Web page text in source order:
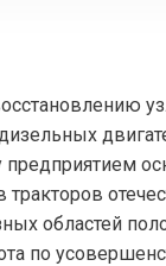
областей
по